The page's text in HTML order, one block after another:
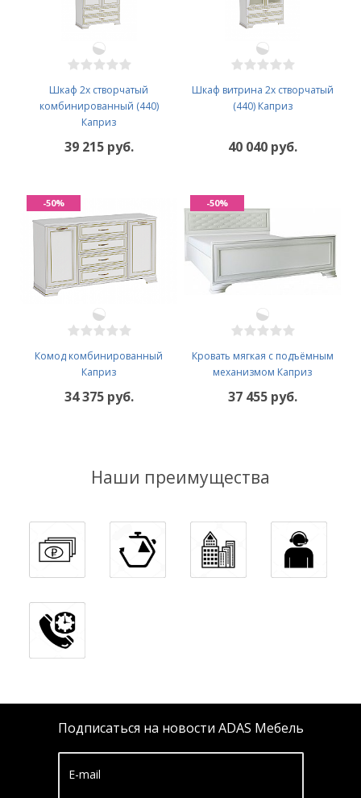
Шкаф 2х створчатый
комбинированный (440)
Каприз
39 215 руб.
Шкаф витрина 2х створчатый
(440) Каприз
40 040 руб.
Комод комбинированный
Каприз
34 375 руб.
-50%
Кровать мягкая с подъёмным
механизмом Каприз
37 455 руб.
-50%
Наши преимущества
Подписаться на новости ADAS Мебель
E-mail